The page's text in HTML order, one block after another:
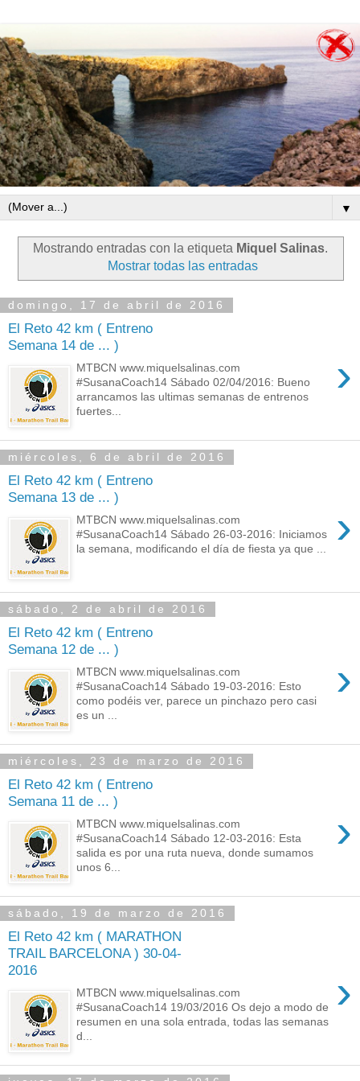
▼
Mostrando entradas con la etiqueta Miquel Salinas.
Mostrar todas las entradas
domingo, 17 de abril de 2016
El Reto 42 km ( Entreno
Semana 14 de ... )
›
MTBCN www.miquelsalinas.com
#SusanaCoach14 Sábado 02/04/2016: Bueno
arrancamos las ultimas semanas de entrenos
fuertes...
miércoles, 6 de abril de 2016
El Reto 42 km ( Entreno
Semana 13 de ... )
›
MTBCN www.miquelsalinas.com
#SusanaCoach14 Sábado 26-03-2016: Iniciamos
la semana, modificando el día de fiesta ya que ...
sábado, 2 de abril de 2016
El Reto 42 km ( Entreno
Semana 12 de ... )
›
MTBCN www.miquelsalinas.com
#SusanaCoach14 Sábado 19-03-2016: Esto
como podéis ver, parece un pinchazo pero casi
es un ...
miércoles, 23 de marzo de 2016
El Reto 42 km ( Entreno
Semana 11 de ... )
›
MTBCN www.miquelsalinas.com
#SusanaCoach14 Sábado 12-03-2016: Esta
salida es por una ruta nueva, donde sumamos
unos 6...
sábado, 19 de marzo de 2016
El Reto 42 km ( MARATHON
TRAIL BARCELONA ) 30-04-
2016
›
MTBCN www.miquelsalinas.com
#SusanaCoach14 19/03/2016 Os dejo a modo de
resumen en una sola entrada, todas las semanas
d...